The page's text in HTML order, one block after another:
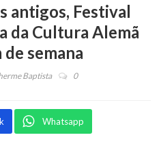
antigos, Festival
da Cultura Alemã
semana
Baptista 0
Whatsapp